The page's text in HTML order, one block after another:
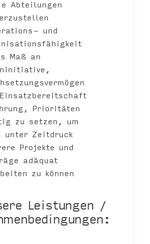
Abteilungen
und
Maß an
Prioritäten
zu setzen, um
unter Zeitdruck
Projekte und
adäquat
zu können
Leistungen /